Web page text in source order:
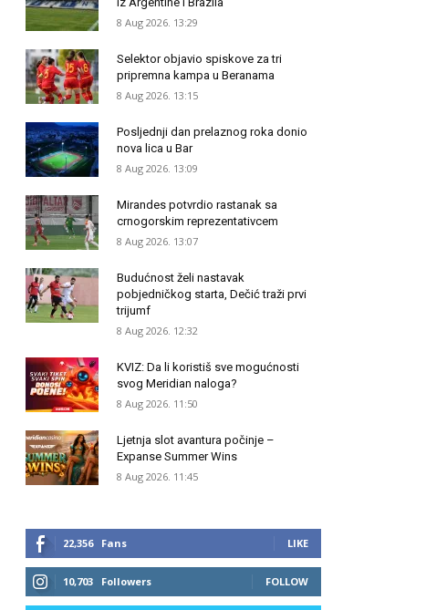
8 Aug 2026. 13:29
Selektor objavio spiskove za tri
pripremna kampa u Beranama
8 Aug 2026. 13:15
Posljednji dan prelaznog roka donio
nova lica u Bar
8 Aug 2026. 13:09
Mirandes potvrdio rastanak sa
crnogorskim reprezentativcem
8 Aug 2026. 13:07
Budućnost želi nastavak
pobjedničkog starta, Dečić traži prvi
trijumf
8 Aug 2026. 12:32
KVIZ: Da li koristiš sve mogućnosti
svog Meridian naloga?
8 Aug 2026. 11:50
Ljetnja slot avantura počinje –
Expanse Summer Wins
8 Aug 2026. 11:45
22,356 Fans LIKE
10,703 Followers FOLLOW